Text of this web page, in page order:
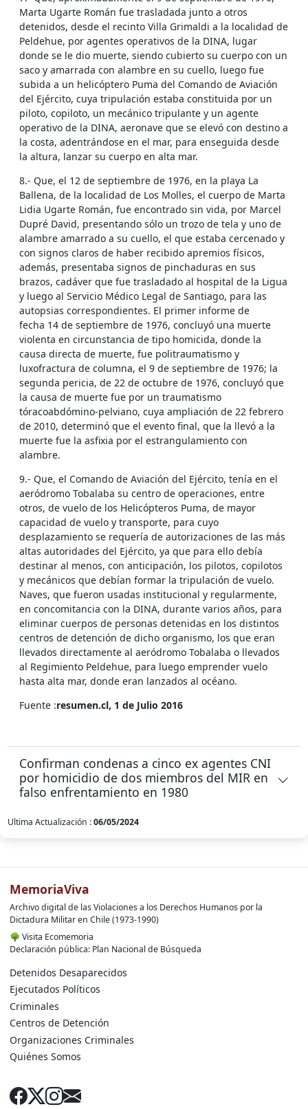
Marta Ugarte Román fue trasladada junto a otros
detenidos, desde el recinto Villa Grimaldi a la localidad de
Peldehue, por agentes operativos de la DINA, lugar
donde se le dio muerte, siendo cubierto su cuerpo con un
saco y amarrada con alambre en su cuello, luego fue
subida a un helicóptero Puma del Comando de Aviación
del Ejército, cuya tripulación estaba constituida por un
piloto, copiloto, un mecánico tripulante y un agente
operativo de la DINA, aeronave que se elevó con destino a
la costa, adentrándose en el mar, para enseguida desde
la altura, lanzar su cuerpo en alta mar.
8.- Que, el 12 de septiembre de 1976, en la playa La
Ballena, de la localidad de Los Molles, el cuerpo de Marta
Lidia Ugarte Román, fue encontrado sin vida, por Marcel
Dupré David, presentando sólo un trozo de tela y uno de
alambre amarrado a su cuello, el que estaba cercenado y
con signos claros de haber recibido apremios físicos,
además, presentaba signos de pinchaduras en sus
brazos, cadáver que fue trasladado al hospital de la Ligua
y luego al Servicio Médico Legal de Santiago, para las
autopsias correspondientes. El primer informe de
fecha 14 de septiembre de 1976, concluyó una muerte
violenta en circunstancia de tipo homicida, donde la
causa directa de muerte, fue politraumatismo y
luxofractura de columna, el 9 de septiembre de 1976; la
segunda pericia, de 22 de octubre de 1976, concluyó que
la causa de muerte fue por un traumatismo
tóracoabdómino-pelviano, cuya ampliación de 22 febrero
de 2010, determinó que el evento final, que la llevó a la
muerte fue la asfixia por el estrangulamiento con
alambre.
9.- Que, el Comando de Aviación del Ejército, tenía en el
aeródromo Tobalaba su centro de operaciones, entre
otros, de vuelo de los Helicópteros Puma, de mayor
capacidad de vuelo y transporte, para cuyo
desplazamiento se requería de autorizaciones de las más
altas autoridades del Ejército, ya que para ello debía
destinar al menos, con anticipación, los pilotos, copilotos
y mecánicos que debían formar la tripulación de vuelo.
Naves, que fueron usadas institucional y regularmente,
en concomitancia con la DINA, durante varios años, para
eliminar cuerpos de personas detenidas en los distintos
centros de detención de dicho organismo, los que eran
llevados directamente al aeródromo Tobalaba o llevados
al Regimiento Peldehue, para luego emprender vuelo
hasta alta mar, donde eran lanzados al océano.
Fuente :resumen.cl, 1 de Julio 2016
Confirman condenas a cinco ex agentes CNI
por homicidio de dos miembros del MIR en
falso enfrentamiento en 1980
Ultima Actualización :06/05/2024
MemoriaViva
Archivo digital de las Violaciones a los Derechos Humanos por la
Dictadura Militar en Chile (1973-1990)
🌳 Visita Ecomemoria
Declaración pública: Plan Nacional de Búsqueda
Detenidos Desaparecidos
Ejecutados Políticos
Criminales
Centros de Detención
Organizaciones Criminales
Quiénes Somos